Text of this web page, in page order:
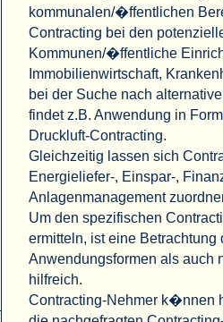
kommunalen/�ffentlichen
Contracting bei den
Kommunen/�ffentliche
Immobilienwirtschaft,
bei der Suche nach
findet z.B. Anwendung in
Druckluft-Contracting.
Gleichzeitig lassen sich
Energieliefer-, Einspar-,
Anlagenmanagement
Um den spezifischen
ermitteln, ist eine
Anwendungsformen als auch
hilfreich.
Contracting-Nehmer k�nnen